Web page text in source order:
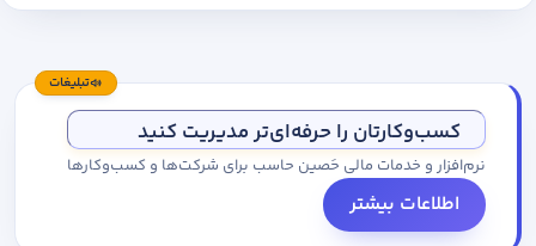
تبلیغات
کسب‌وکارتان را حرفه‌ای‌تر مدیریت کنید
نرم‌افزار و خدمات مالی حَصین حاسب برای شرکت‌ها و کسب‌وکارها
اطلاعات بیشتر